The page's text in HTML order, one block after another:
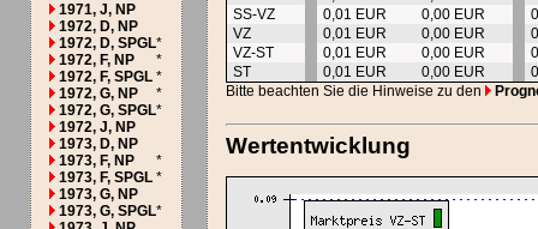
1971, J, NP
1972, D, NP
1972, D, SPGL*
1972, F, NP
*
1972, F, SPGL *
1972, G, NP
*
1972, G, SPGL*
1972, J, NP
1973, D, NP
1973, F, NP
*
1973, F, SPGL *
1973, G, NP
1973, G, SPGL*
SS-VZ
0,01 EUR 0,00 EUR
VZ
0,01 EUR 0,00 EUR
VZ-ST
0,01 EUR 0,00 EUR
ST
0,01 EUR 0,00 EUR
Bitte beachten Sie die Hinweise zu den
Wertentwicklung